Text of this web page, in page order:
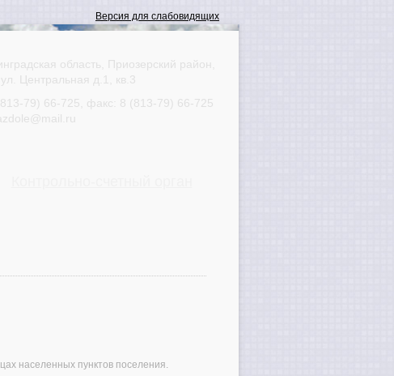
область, Приозерский район,
Центральная д.1, кв.3
79) 66-725 , факс: 8 (813-79) 66-725
населенных пунктов поселения.